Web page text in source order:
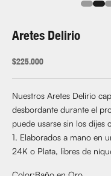
Ir alIr alIr
Aretes Delirio
Precio de oferta
$225.000
Nuestros Aretes Delirio
desbordante durante el
puede usarse sin los dijes
1. Elaborados a mano en
24K o Plata, libres de